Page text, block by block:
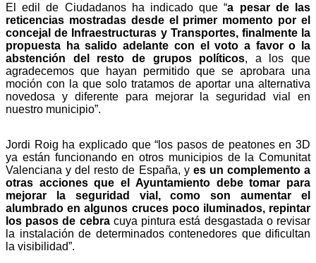
El edil de Ciudadanos ha indicado que “a pesar de las
reticencias mostradas desde el primer momento por el
concejal de Infraestructuras y Transportes, finalmente la
propuesta ha salido adelante con el voto a favor o la
abstención del resto de grupos políticos, a los que
agradecemos que hayan permitido que se aprobara una
moción con la que solo tratamos de aportar una alternativa
novedosa y diferente para mejorar la seguridad vial en
nuestro municipio”.
Jordi Roig ha explicado que “los pasos de peatones en 3D
ya están funcionando en otros municipios de la Comunitat
Valenciana y del resto de España, y es un complemento a
otras acciones que el Ayuntamiento debe tomar para
mejorar la seguridad vial, como son aumentar el
alumbrado en algunos cruces poco iluminados, repintar
los pasos de cebracuya pintura está desgastada o revisar
la instalación de determinados contenedores que dificultan
la visibilidad”.